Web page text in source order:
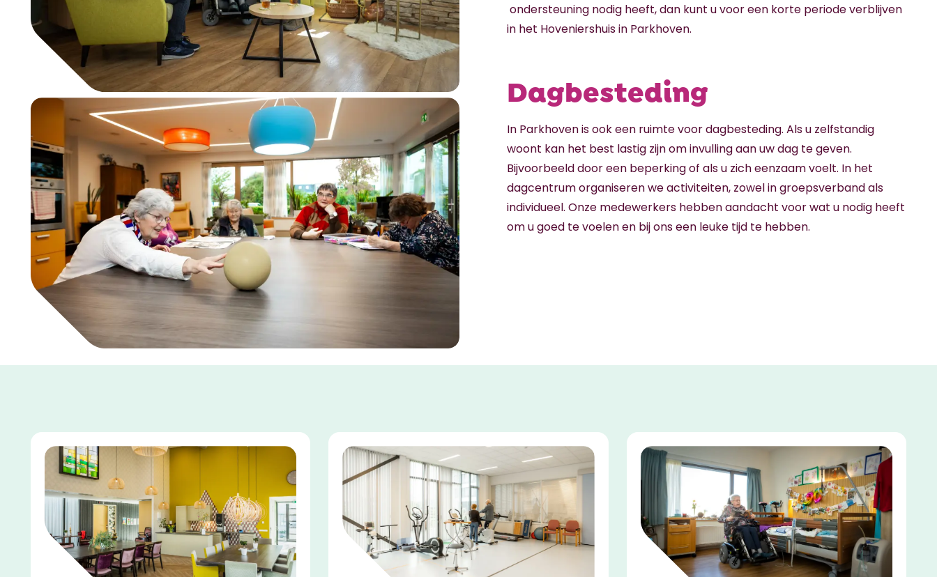
ondersteuning nodig heeft, dan kunt u voor een korte periode verblijven
in het Hoveniershuis in Parkhoven.
Dagbesteding
In Parkhoven is ook een ruimte voor dagbesteding. Als u zelfstandig
woont kan het best lastig zijn om invulling aan uw dag te geven.
Bijvoorbeeld door een beperking of als u zich eenzaam voelt. In het
dagcentrum organiseren we activiteiten, zowel in groepsverband als
individueel. Onze medewerkers hebben aandacht voor wat u nodig heeft
om u goed te voelen en bij ons een leuke tijd te hebben.